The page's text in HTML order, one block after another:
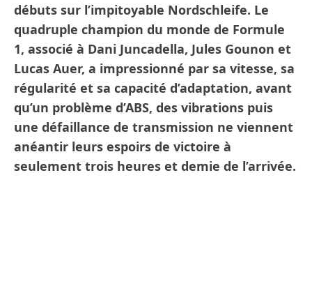
débuts sur l’impitoyable Nordschleife. Le
quadruple champion du monde de Formule
1, associé à Dani Juncadella, Jules Gounon et
Lucas Auer, a impressionné par sa vitesse, sa
régularité et sa capacité d’adaptation, avant
qu’un problème d’ABS, des vibrations puis
une défaillance de transmission ne viennent
anéantir leurs espoirs de victoire à
seulement trois heures et demie de l’arrivée.